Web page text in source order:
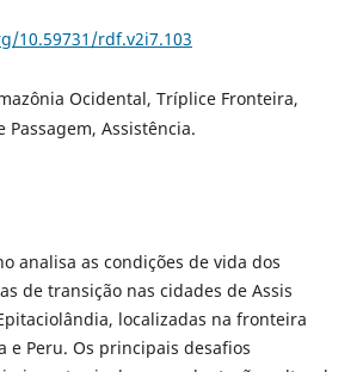
10.59731/rdf.v2i7.103
Ocidental, Tríplice Fronteira,
Passagem, Assistência.
analisa as condições de vida dos
de transição nas cidades de Assis
localizadas na fronteira
e Peru. Os principais desafios